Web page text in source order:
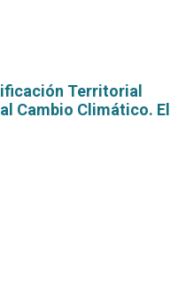
Territorial
Cambio Climático. El